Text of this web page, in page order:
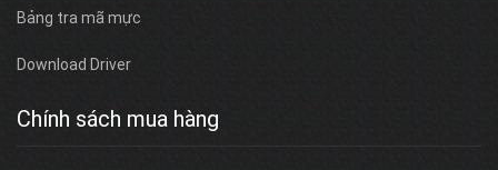
Bảng tra mã mực
Download Driver
Chính sách mua hàng